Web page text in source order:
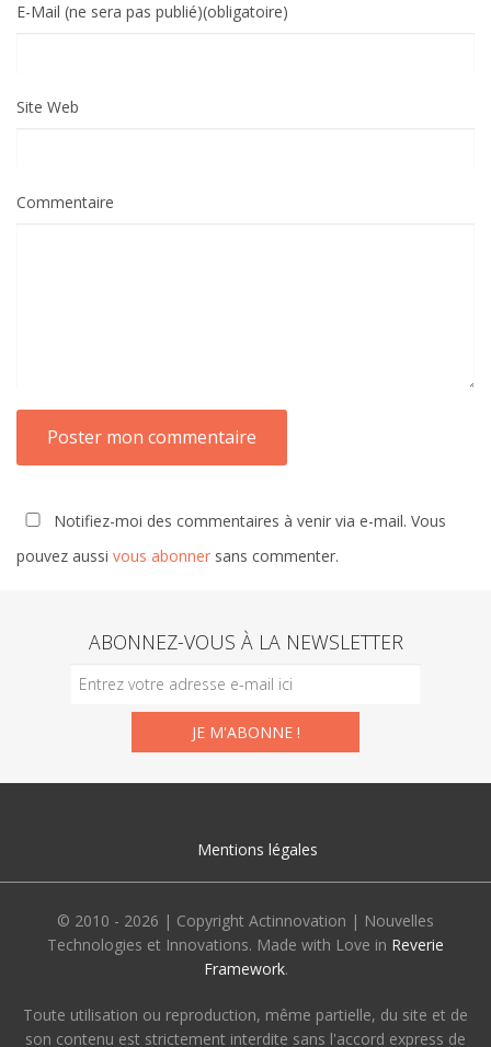
E-Mail (ne sera pas publié)(obligatoire)
Site Web
Commentaire
Notifiez-moi des commentaires à venir via e-mail. Vous
pouvez aussi vous abonner sans commenter.
ABONNEZ-VOUS À LA NEWSLETTER
Mentions légales
© 2010 - 2026 | Copyright Actinnovation | Nouvelles
Technologies et Innovations. Made with Love in Reverie
Framework.
Toute utilisation ou reproduction, même partielle, du site et de
son contenu est strictement interdite sans l'accord express de